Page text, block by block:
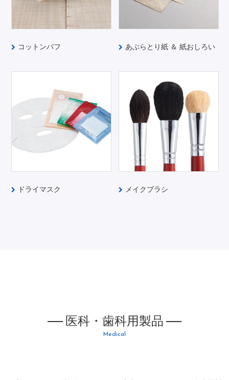
コットンパフ あぶらとり紙 ＆ 紙おしろい
ドライマスク メイクブラシ
医科・歯科用製品
Medical